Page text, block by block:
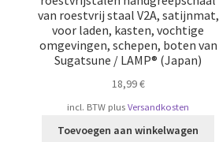
van roestvrij staal V2A, satijnmat,
voor laden, kasten, vochtige
omgevingen, schepen, boten van
Sugatsune / LAMP® (Japan)
18,99€
incl. BTW plusVersandkosten
Toevoegen aan winkelwagen